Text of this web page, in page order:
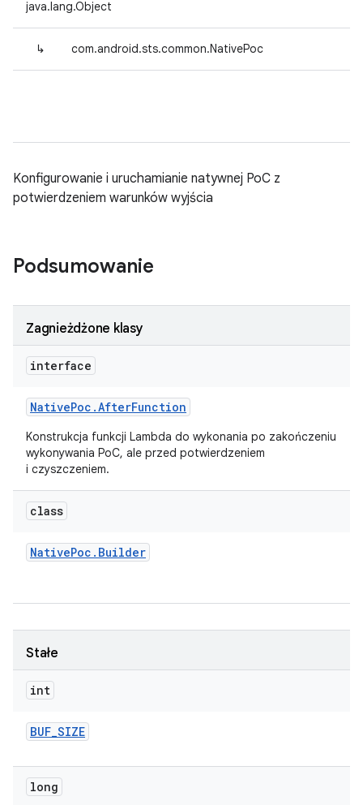
java.lang.Object
↳ com.android.sts.common.NativePoc
Konfigurowanie i uruchamianie natywnej PoC z
potwierdzeniem warunków wyjścia
Podsumowanie
Zagnieżdżone klasy
interface
NativePoc .AfterFunction
Konstrukcja funkcji Lambda do wykonania po zakończeniu
wykonywania PoC, ale przed potwierdzeniem
i czyszczeniem.
class
NativePoc . Builder
Stałe
int
BUF_SIZE
long